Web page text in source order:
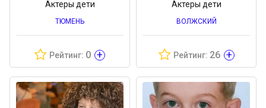
Актеры дети
ТЮМЕНЬ
Рейтинг: 0 +
Актеры дети
ВОЛЖСКИЙ
Рейтинг: 26 +